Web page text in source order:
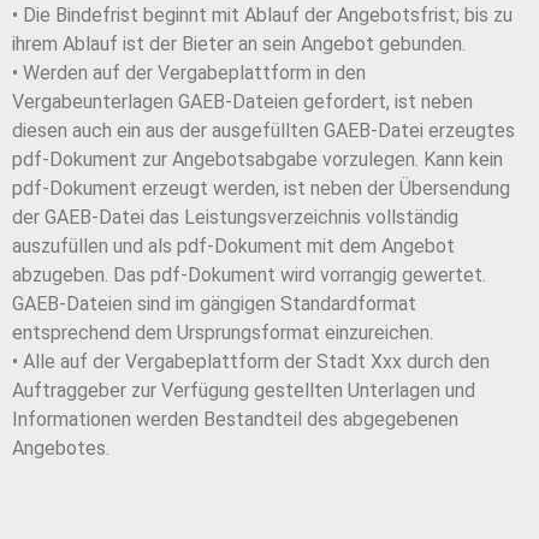
• Die Bindefrist beginnt mit Ablauf der Angebotsfrist; bis zu
ihrem Ablauf ist der Bieter an sein Angebot gebunden.
• Werden auf der Vergabeplattform in den
Vergabeunterlagen GAEB-Dateien gefordert, ist neben
diesen auch ein aus der ausgefüllten GAEB-Datei erzeugtes
pdf-Dokument zur Angebotsabgabe vorzulegen. Kann kein
pdf-Dokument erzeugt werden, ist neben der Übersendung
der GAEB-Datei das Leistungsverzeichnis vollständig
auszufüllen und als pdf-Dokument mit dem Angebot
abzugeben. Das pdf-Dokument wird vorrangig gewertet.
GAEB-Dateien sind im gängigen Standardformat
entsprechend dem Ursprungsformat einzureichen.
• Alle auf der Vergabeplattform der Stadt Xxx durch den
Auftraggeber zur Verfügung gestellten Unterlagen und
Informationen werden Bestandteil des abgegebenen
Angebotes.